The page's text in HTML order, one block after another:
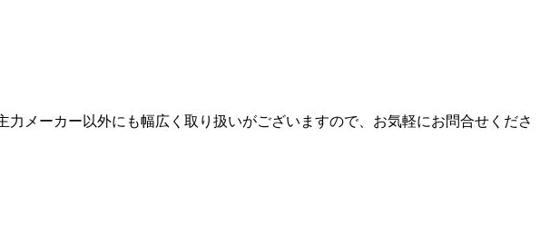
メーカー以外にも幅広く取り扱いがございますので、お気軽にお問合せくださ